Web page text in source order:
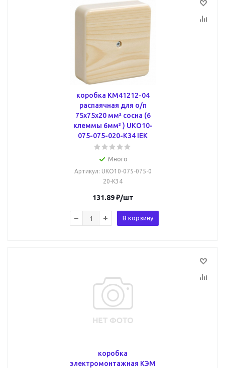
коробка КМ41212-04
распаячная для о/п
75х75х20 мм² сосна (6
клеммы 6мм² ) UKO10-
075-075-020-K34 IEK
Много
Артикул: UKO10-075-075-0
20-K34
131.89₽/шт
В корзину
коробка
электромонтажная КЭМ